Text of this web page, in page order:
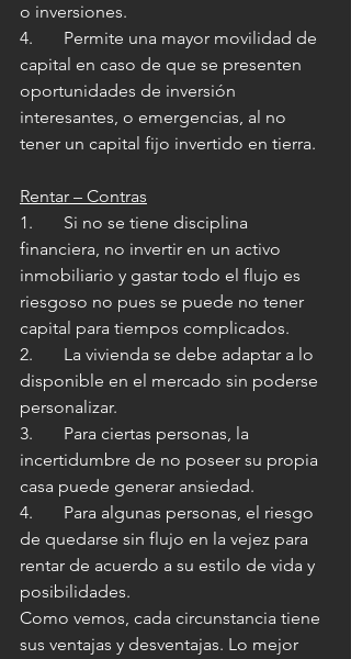
o inversiones.
4.       Permite una mayor movilidad de
capital en caso de que se presenten
oportunidades de inversión
interesantes, o emergencias, al no
tener un capital fijo invertido en tierra.
Rentar – Contras
1.       Si no se tiene disciplina
financiera, no invertir en un activo
inmobiliario y gastar todo el flujo es
riesgoso no pues se puede no tener
capital para tiempos complicados.
2.       La vivienda se debe adaptar a lo
disponible en el mercado sin poderse
personalizar.
3.       Para ciertas personas, la
incertidumbre de no poseer su propia
casa puede generar ansiedad.
4.       Para algunas personas, el riesgo
de quedarse sin flujo en la vejez para
rentar de acuerdo a su estilo de vida y
posibilidades.
Como vemos, cada circunstancia tiene
sus ventajas y desventajas. Lo mejor